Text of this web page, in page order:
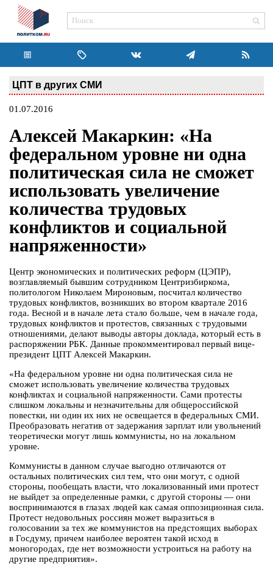
ЦПТ в других СМИ
01.07.2016
Алексей Макаркин: «На
федеральном уровне ни одна
политическая сила не сможет
использовать увеличение
количества трудовых
конфликтов и социальной
напряженности»
Центр экономических и политических реформ (ЦЭПР),
возглавляемый бывшим сотрудником Центризбиркома,
политологом Николаем Мироновым, посчитал количество
трудовых конфликтов, возникших во втором квартале 2016
года. Весной и в начале лета стало больше, чем в начале года,
трудовых конфликтов и протестов, связанных с трудовыми
отношениями, делают выводы авторы доклада, который есть в
распоряжении РБК. Данные прокомментировал первый вице-
президент ЦПТ Алексей Макаркин.
«На федеральном уровне ни одна политическая сила не
сможет использовать увеличение количества трудовых
конфликтах и социальной напряженности. Сами протесты
слишком локальны и незначительны для общероссийской
повестки, ни один их них не освещается в федеральных СМИ.
Преобразовать негатив от задержания зарплат или увольнений
теоретически могут лишь коммунисты, но на локальном
уровне.
Коммунисты в данном случае выгодно отличаются от
остальных политических сил тем, что они могут, с одной
стороны, пообещать власти, что локализованный ими протест
не выйдет за определенные рамки, с другой стороны — они
воспринимаются в глазах людей как самая оппозиционная сила.
Протест недовольных россиян может выразиться в
голосовании за тех же коммунистов на предстоящих выборах
в Госдуму, причем наиболее вероятен такой исход в
моногородах, где нет возможности устроиться на работу на
другие предприятия».